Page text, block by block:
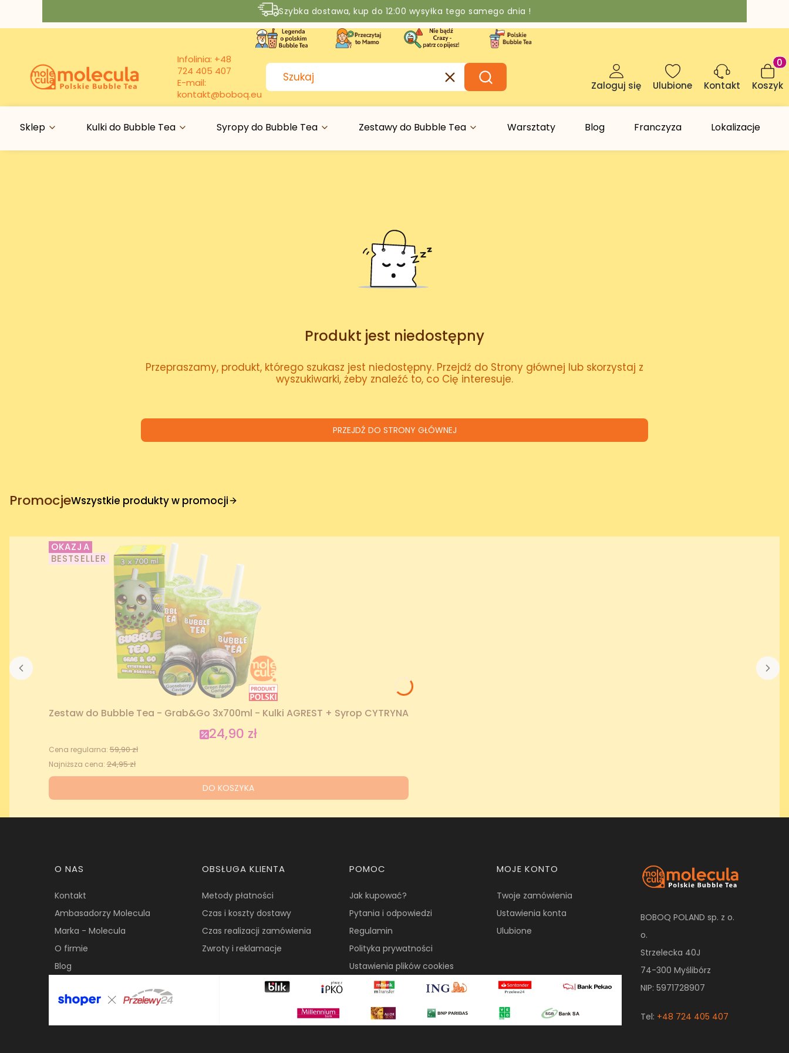
Szybka dostawa, kup do 12:00 wysyłka tego samego dnia !
Rabaty -50% na wybrane produkty
Infolinia: +48
724 405 407
E-mail:
kontakt@boboq.eu
WyczyśćSzukaj Zaloguj się Ulubione Kontakt Koszyk
Sklep Kulki do Bubble Tea Syropy do Bubble Tea Zestawy do Bubble Tea Warsztaty Blog Franczyza Lokalizacje
Produkt jest niedostępny
Przepraszamy, produkt, którego szukasz jest niedostępny. Przejdź do Strony głównej lub skorzystaj z
wyszukiwarki, żeby znaleźć to, co Cię interesuje.
PRZEJDŹ DO STRONY GŁÓWNEJ
PromocjeWszystkie produkty w promocji
OKAZJA
BESTSELLER
Zestaw do Bubble Tea - Grab&Go 3x700ml - Kulki AGREST + Syrop CYTRYNA
Cena promocyjna
24,90 zł
Cena regularna: 59,90 zł
Najniższa cena: 24,95 zł
DO KOSZYKA
Linki w stopce
O NAS
Kontakt
Ambasadorzy Molecula
Marka - Molecula
O firmie
Blog
OBSŁUGA KLIENTA
Metody płatności
Czas i koszty dostawy
Czas realizacji zamówienia
Zwroty i reklamacje
POMOC
Jak kupować?
Pytania i odpowiedzi
Regulamin
Polityka prywatności
Ustawienia plików cookies
MOJE KONTO
Twoje zamówienia
Ustawienia konta
Ulubione
BOBOQ POLAND sp. z o.
o.
Strzelecka 40J
74-300 Myślibórz
NIP: 5971728907
Tel: +48 724 405 407